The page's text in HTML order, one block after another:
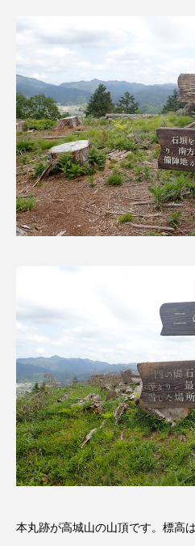
ちめいど雄介のお砂糖ミルクは
つつじが丘小学校 つな
つなごーごー てっぺん
とくとくトーク とって
なきごえバス にげてさ
はたらくおやさい バナナもい
ぱかっ
ひろかわさえこ ぴぽん
ふじ幼稚園
ぶらりまち歩き まこみ
ままとこひろば みなと
みるくっくキッズクラブ逆瀬川
本丸跡が高城山の山頂です。標高は